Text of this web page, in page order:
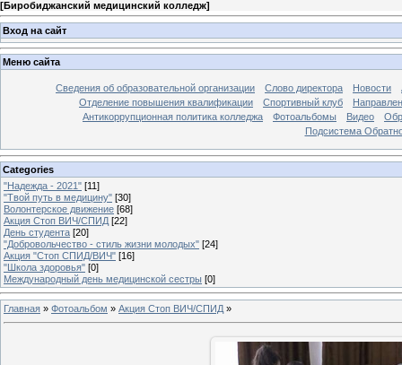
[Биробиджанский медицинский колледж]
Вход на сайт
Меню сайта
Сведения об образовательной организации Слово директора Новости
Отделение повышения квалификации
Спортивный клуб
Антикоррупционная политика колледжа
Фотоальбомы Видео
Подсистема
Categories
"Надежда - 2021" [11]
"Твой путь в медицину" [30]
Волонтерское движение [68]
Акция Стоп ВИЧ/СПИД [22]
День студента [20]
"Добровольчество - стиль жизни молодых" [24]
Акция "Стоп СПИД/ВИЧ" [16]
"Школа здоровья" [0]
Международный день медицинской сестры [0]
Главная » Фотоальбом » Акция Стоп ВИЧ/СПИД »